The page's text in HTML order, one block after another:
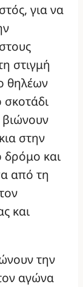
για να
στιγμή
θηλέων
στην
δρόμο και
από τη
και
την
αγώνα